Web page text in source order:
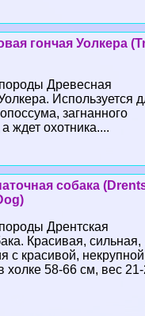
гончая Уолкера
Древесная
Используется
загнанного
ждет охотника....
собака
Дрентская
Красивая, сильная,
с красивой, некрупной
холке 58-66 см, вес